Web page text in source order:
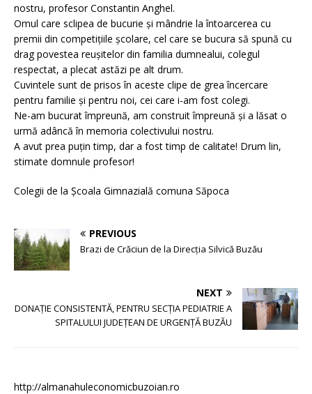
nostru, profesor Constantin Anghel.
Omul care sclipea de bucurie și mândrie la întoarcerea cu
premii din competițiile școlare, cel care se bucura să spună cu
drag povestea reușitelor din familia dumnealui, colegul
respectat, a plecat astăzi pe alt drum.
Cuvintele sunt de prisos în aceste clipe de grea încercare
pentru familie și pentru noi, cei care i-am fost colegi.
Ne-am bucurat împreună, am construit împreună și a lăsat o
urmă adâncă în memoria colectivului nostru.
A avut prea puțin timp, dar a fost timp de calitate! Drum lin,
stimate domnule profesor!
Colegii de la Școala Gimnazială comuna Săpoca
PREVIOUS
Brazi de Crăciun de la Direcția Silvică Buzău
NEXT
DONAŢIE CONSISTENTĂ, PENTRU SECŢIA PEDIATRIE A
SPITALULUI JUDEŢEAN DE URGENŢĂ BUZĂU
http://almanahuleconomicbuzoian.ro